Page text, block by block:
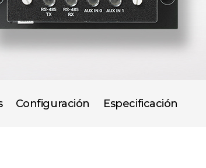
Configuración Especificación